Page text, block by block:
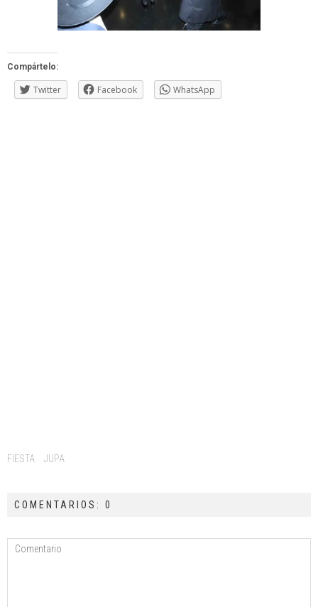
Compártelo:
Twitter Facebook WhatsApp
Tags:
FIESTA JUPA
COMENTARIOS: 0